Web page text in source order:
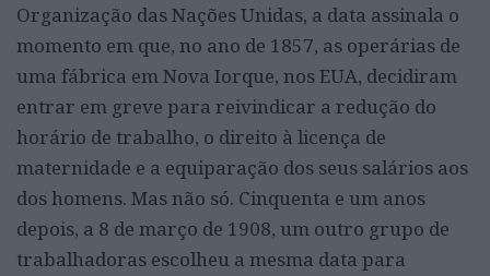
Organização das Nações Unidas, a data assinala o
momento em que, no ano de 1857, as operárias de
uma fábrica em Nova Iorque, nos EUA, decidiram
entrar em greve para reivindicar a redução do
horário de trabalho, o direito à licença de
maternidade e a equiparação dos seus salários aos
dos homens. Mas não só. Cinquenta e um anos
depois, a 8 de março de 1908, um outro grupo de
trabalhadoras escolheu a mesma data para